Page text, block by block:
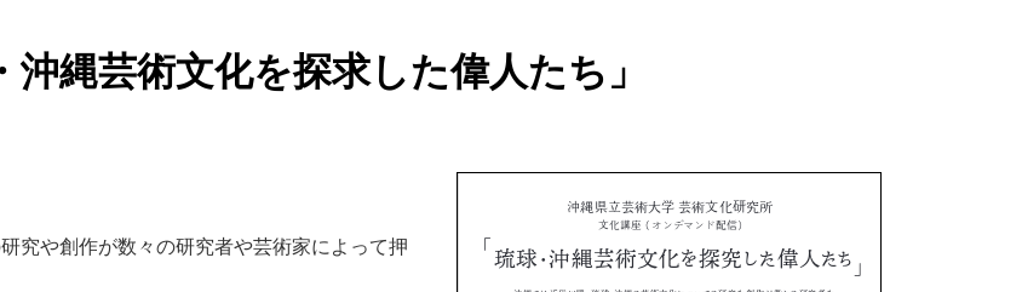
縄芸術文化を探求した偉人たち」
究や創作が数々の研究者や芸術家によって押